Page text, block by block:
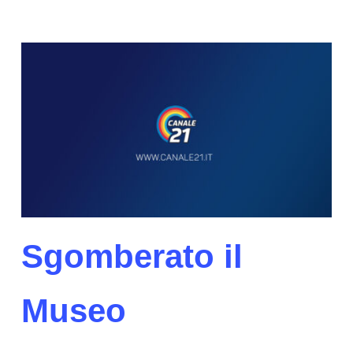
Sgomberato il
Museo